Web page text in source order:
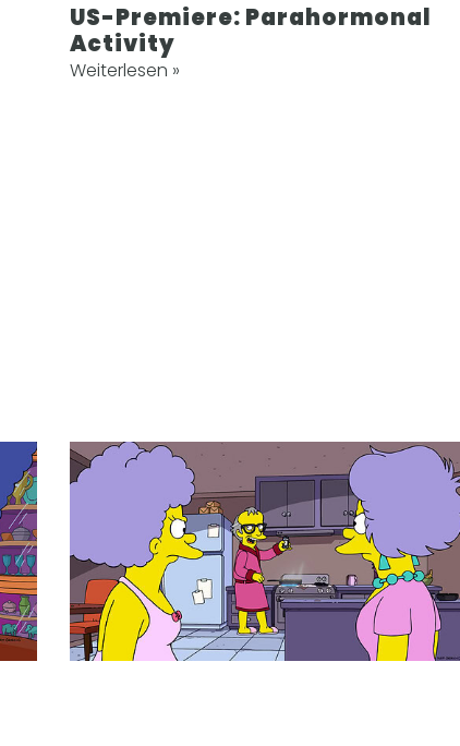
US-Premiere: Parahormonal
Activity
Weiterlesen »